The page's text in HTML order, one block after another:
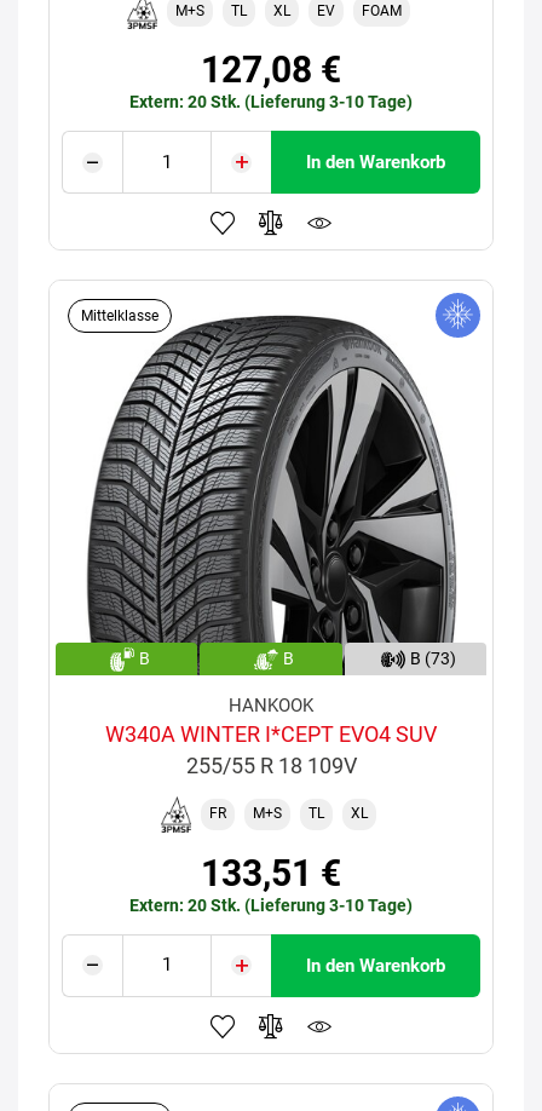
M+S TL XL EV FOAM
127,08 €
Extern: 20 Stk. (Lieferung 3-10 Tage)
In den Warenkorb
Mittelklasse
B B B (73)
HANKOOK
W340A WINTER I*CEPT EVO4 SUV
255/55 R 18 109V
FR M+S TL XL
133,51 €
Extern: 20 Stk. (Lieferung 3-10 Tage)
In den Warenkorb